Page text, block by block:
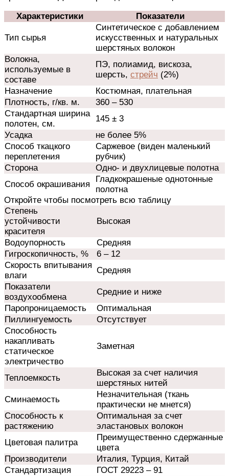
Характеристики
Показатели
Тип сырья
Синтетическое с добавлением
искусственных и натуральных
шерстяных волокон
Волокна,
используемые в
составе
ПЭ, полиамид, вискоза,
шерсть, стрейч (2%)
Назначение
Костюмная, плательная
Плотность, г/кв. м.
360 – 530
Стандартная ширина
полотен, см.
145 ± 3
Усадка
не более 5%
Способ ткацкого
переплетения
Саржевое (виден маленький
рубчик)
Сторона
Одно- и двухлицевые полотна
Способ окрашивания
Гладкокрашеные однотонные
полотна
Откройте чтобы посмотреть всю таблицу
Степень
устойчивости
красителя
Высокая
Водоупорность
Средняя
Гигроскопичность, %
6 – 12
Скорость впитывания
влаги
Средняя
Показатели
воздухообмена
Средние и ниже
Паропроницаемость
Оптимальная
Пиллингуемость
Отсутствует
Способность
накапливать
статическое
электричество
Заметная
Теплоемкость
Высокая за счет наличия
шерстяных нитей
Сминаемость
Незначительная (ткань
практически не мнется)
Способность к
растяжению
Оптимальная за счет
эластановых волокон
Цветовая палитра
Преимущественно сдержанные
цвета
Производители
Италия, Турция, Китай
Стандартизация
ГОСТ 29223 – 91